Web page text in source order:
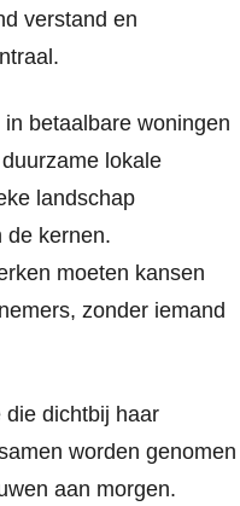
verstand en
betaalbare woningen
lokale
landschap
de kernen.
moeten kansen
zonder iemand
die dichtbij haar
worden genomen
aan morgen.